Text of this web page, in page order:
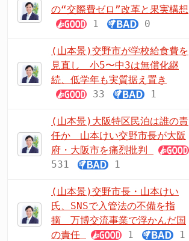
の“交際費ゼロ”改革と果実構想
1
0
(山本景)交野市が学校給食費を
見直し 小5〜中3は無償化継
続、低学年も実質据え置き
33
1
(山本景)大阪特区民泊は誰の責
任か 山本けい交野市長が大阪
府・大阪市を痛烈批判
531
1
(山本景)交野市長・山本けい
氏、SNSで入管法の不備を指
摘 万博交流事業で浮かんだ国
の責任
1 1